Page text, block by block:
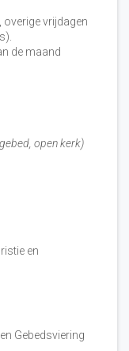
overige vrijdagen
de maand
open kerk)
en
Gebedsviering